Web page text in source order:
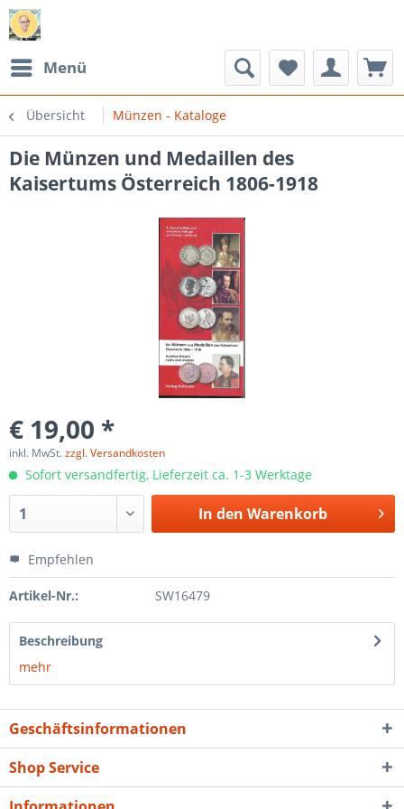
Menü
Übersicht Münzen - Kataloge
Die Münzen und Medaillen des
Kaisertums Österreich 1806-1918
€ 19,00 *
inkl. MwSt.zzgl. Versandkosten
Sofort versandfertig, Lieferzeit ca. 1-3 Werktage
In den Warenkorb
Empfehlen
Artikel-Nr.: SW16479
Beschreibung
mehr
Geschäftsinformationen
Shop Service